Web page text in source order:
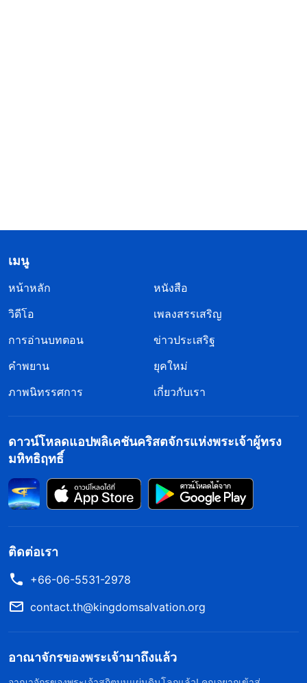
เมนู
หน้าหลัก
หนังสือ
วิดีโอ
เพลงสรรเสริญ
การอ่านบทตอน
ข่าวประเสริฐ
คำพยาน
ยุคใหม่
ภาพนิทรรศการ
เกี่ยวกับเรา
ดาวน์โหลดแอปพลิเคชันคริสตจักรแห่งพระเจ้าผู้ทรง
มหิทธิฤทธิ์
ติดต่อเรา
+66-06-5531-2978
contact.th@kingdomsalvation.org
อาณาจักรของพระเจ้ามาถึงแล้ว